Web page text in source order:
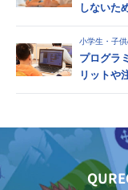
しないた
小学生・子
プログラ
リットや